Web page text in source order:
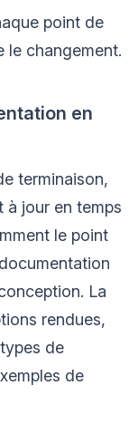
point de
le changement.
en
terminaison,
à jour en temps
le point
La
rendues,
de
de